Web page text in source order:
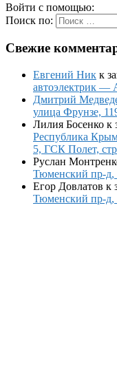
Войти с помощью:
Поиск по:
Свежие
Евгений Ник к
автоэлектрик —
Дмитрий
улица Фрунзе,
Лилия Босенко к
Республика
5, ГСК Полет,
Руслан
Тюменский пр-д,
Егор Довлатов к
Тюменский пр-д,